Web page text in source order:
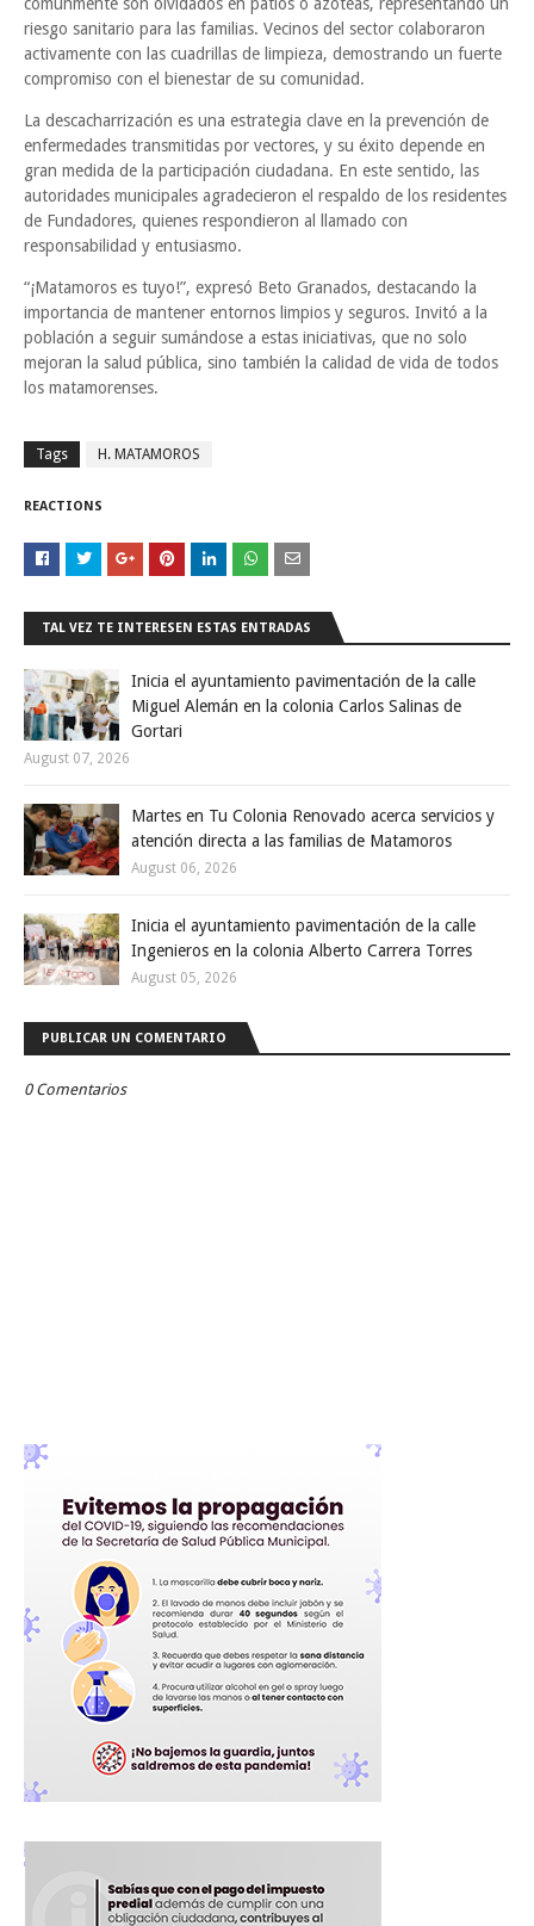
riesgo sanitario para las familias. Vecinos del sector colaboraron
activamente con las cuadrillas de limpieza, demostrando un fuerte
compromiso con el bienestar de su comunidad.
La descacharrización es una estrategia clave en la prevención de
enfermedades transmitidas por vectores, y su éxito depende en
gran medida de la participación ciudadana. En este sentido, las
autoridades municipales agradecieron el respaldo de los residentes
de Fundadores, quienes respondieron al llamado con
responsabilidad y entusiasmo.
“¡Matamoros es tuyo!”, expresó Beto Granados, destacando la
importancia de mantener entornos limpios y seguros. Invitó a la
población a seguir sumándose a estas iniciativas, que no solo
mejoran la salud pública, sino también la calidad de vida de todos
los matamorenses.
Tags H. MATAMOROS
REACTIONS
TAL VEZ TE INTERESEN ESTAS ENTRADAS
Inicia el ayuntamiento pavimentación de la calle
Miguel Alemán en la colonia Carlos Salinas de
Gortari
August 07, 2026
Martes en Tu Colonia Renovado acerca servicios y
atención directa a las familias de Matamoros
August 06, 2026
Inicia el ayuntamiento pavimentación de la calle
Ingenieros en la colonia Alberto Carrera Torres
August 05, 2026
PUBLICAR UN COMENTARIO
0 Comentarios